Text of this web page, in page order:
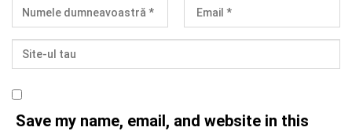
Save my name, email, and website in this